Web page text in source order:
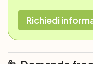
Richiedi